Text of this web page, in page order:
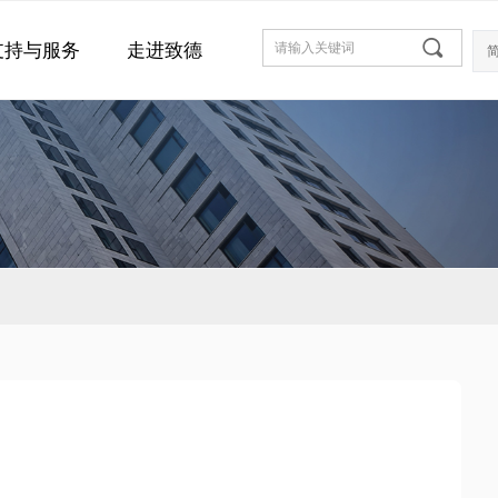
持与服务 走进致德 끠